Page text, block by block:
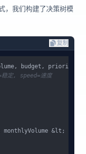
，我们构建了决策树模
复制
budget, priority
定, speed=速度
monthlyVolume &lt;